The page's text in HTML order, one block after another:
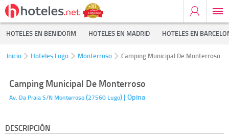
HOTELES EN BENIDORM HOTELES EN MADRID HOTELES EN
Inicio Hoteles Lugo Monterroso Camping Municipal De Monterroso
Camping Municipal De Monterroso
Av. Da Praia S/N Monterroso(27560 Lugo) | Opina
DESCRIPCIÓN